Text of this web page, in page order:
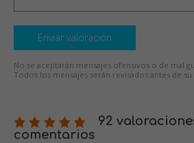
Enviar valoración
No se aceptarán mensajes ofensivos o de mal
Todos los mensajes serán revisados antes de
92
comentarios